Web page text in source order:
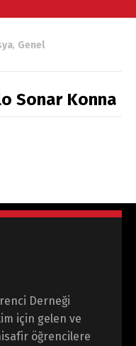
, Genel
Sonar Konna
Derneği
için gelen ve
öğrencilere